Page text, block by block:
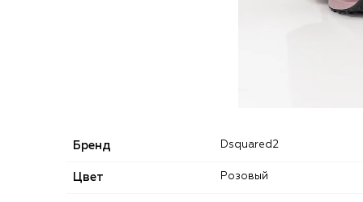
Бренд Dsquared2
Цвет Розовый